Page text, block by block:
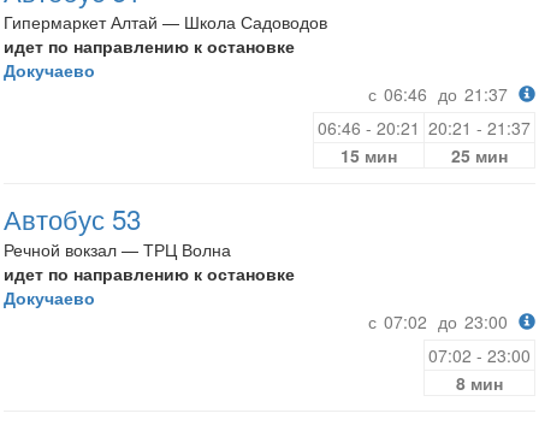
Гипермаркет Алтай — Школа Садоводов
идет по направлению к остановке
Докучаево
с 06:46 до 21:37
06:46 - 20:21 20:21 - 21:37
15 мин
25 мин
Автобус 53
Речной вокзал — ТРЦ Волна
идет по направлению к остановке
Докучаево
с 07:02 до 23:00
07:02 - 23:00
8 мин